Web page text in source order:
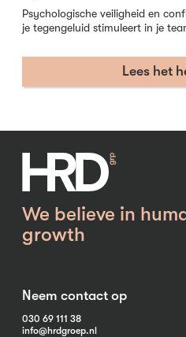
Psychologische veiligheid en
je tegengeluid stimuleert in je
Lees het
We believe in
growth
Neem contact op
030 69 111 38
info@hrdgroep.nl